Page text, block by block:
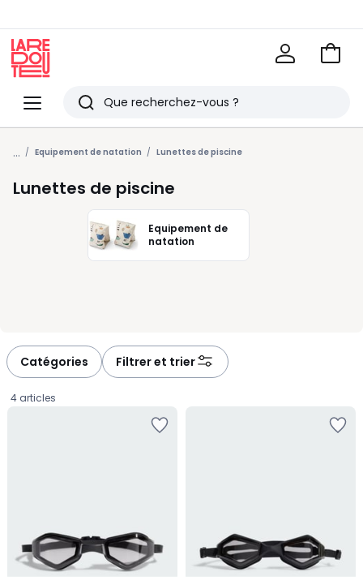
Menu
Redoute
Rechercher
Derniers
articles
vus
Voir
... Equipement de natation Lunettes de piscine
Lunettes de piscine
Equipement de
natation
Catégories Filtrer et trier
4 articles